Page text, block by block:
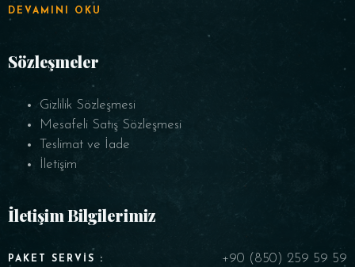
DEVAMINI OKU
Sözleşmeler
Gizlilik Sözleşmesi
Mesafeli Satış Sözleşmesi
Teslimat ve İade
İletişim
İletişim Bilgilerimiz
PAKET SERVIS : +90 (850) 259 59 59